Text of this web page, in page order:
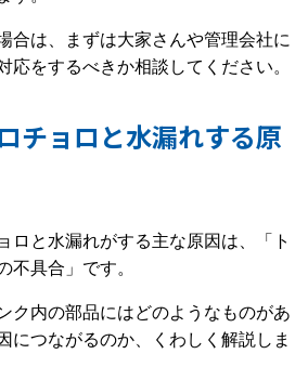
合は、まずは大家さんや管理会社に
応をするべきか相談してください。
チョロと水漏れする原
ロと水漏れがする主な原因は、「ト
具合」です。
ク内の部品にはどのようなものがあ
につながるのか、くわしく解説しま